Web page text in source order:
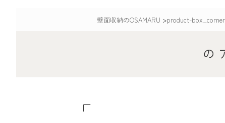
壁面収納のOSAMARU >product-box_corner
の